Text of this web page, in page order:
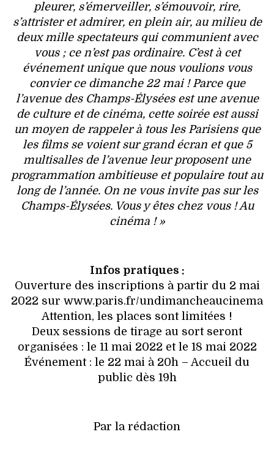
pleurer, s’émerveiller, s’émouvoir, rire,
s’attrister et admirer, en plein air, au milieu de
deux mille spectateurs qui communient avec
vous ; ce n’est pas ordinaire. C’est à cet
événement unique que nous voulions vous
convier ce dimanche 22 mai ! Parce que
l’avenue des Champs-Élysées est une avenue
de culture et de cinéma, cette soirée est aussi
un moyen de rappeler à tous les Parisiens que
les films se voient sur grand écran et que 5
multisalles de l’avenue leur proposent une
programmation ambitieuse et populaire tout au
long de l’année. On ne vous invite pas sur les
Champs-Élysées. Vous y êtes chez vous ! Au
cinéma ! »
Infos pratiques :
Ouverture des inscriptions à partir du 2 mai
2022 sur www.paris.fr/undimancheaucinema
Attention, les places sont limitées !
Deux sessions de tirage au sort seront
organisées : le 11 mai 2022 et le 18 mai 2022
Événement : le 22 mai à 20h – Accueil du
public dès 19h
Par la rédaction